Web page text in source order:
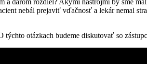
a darom rozdiel? Akými nástrojmi by sme
nebál prejaviť vďačnosť a lekár nemal
týchto otázkach budeme diskutovať so